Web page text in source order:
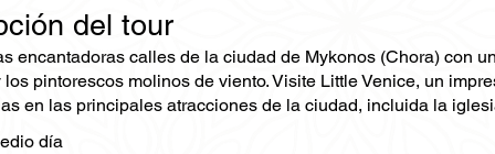
del tour
encantadoras calles de la ciudad de Mykonos (Chora) con
pintorescos molinos de viento. Visite Little Venice, un
en las principales atracciones de la ciudad, incluida la
día